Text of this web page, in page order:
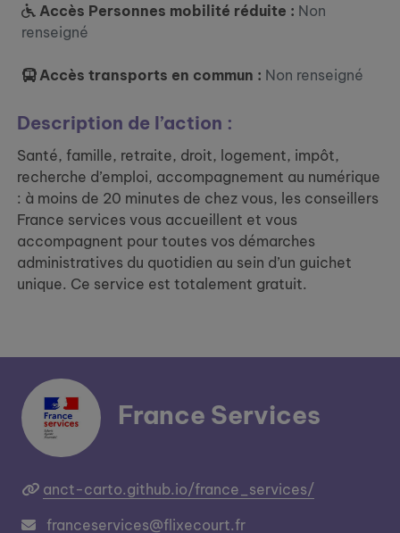
Accès Personnes mobilité réduite : Non
renseigné
Accès transports en commun : Non renseigné
Description de l’action :
Santé, famille, retraite, droit, logement, impôt,
recherche d’emploi, accompagnement au numérique
: à moins de 20 minutes de chez vous, les conseillers
France services vous accueillent et vous
accompagnent pour toutes vos démarches
administratives du quotidien au sein d’un guichet
unique. Ce service est totalement gratuit.
France Services
anct-carto.github.io/france_services/
franceservices@flixecourt.fr